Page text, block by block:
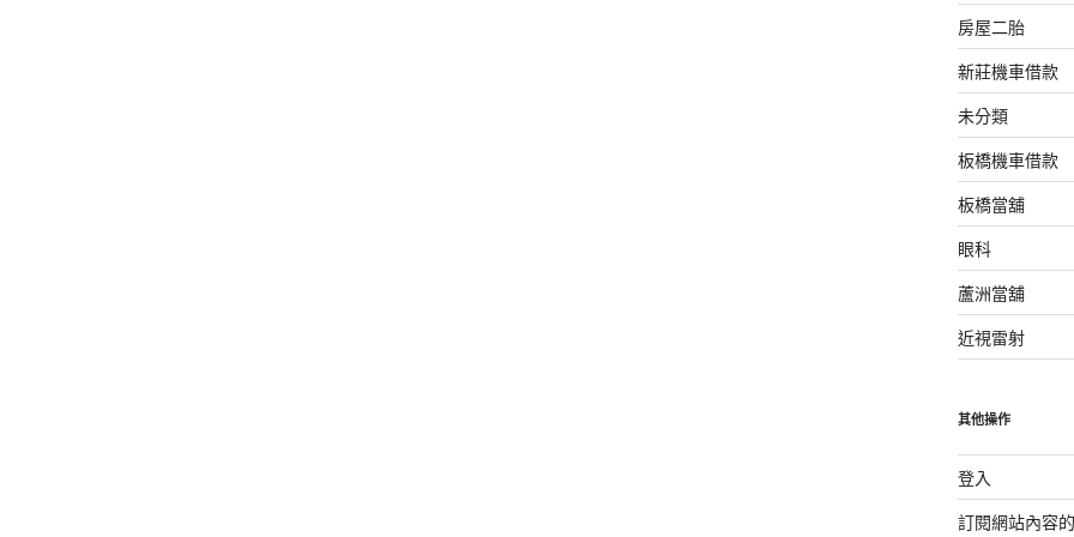
房屋二胎
新莊機車借款
未分類
板橋機車借款
板橋當舖
眼科
蘆洲當舖
近視雷射
其他操作
登入
訂閱網站內容